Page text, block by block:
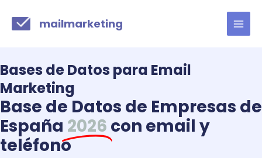
contenido
mailmarketing
Bases de Datos para Email
Marketing
Base de Datos de Empresas de
España 2026 con email y
teléfono